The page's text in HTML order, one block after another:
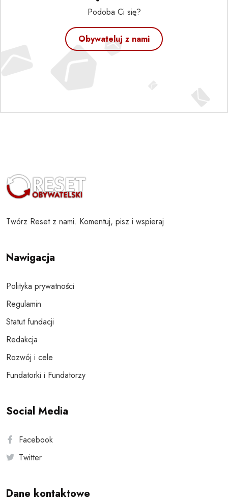
Podoba Ci się?
Obywateluj z nami
Twórz Reset z nami. Komentuj, pisz i wspieraj
Nawigacja
Polityka prywatności
Regulamin
Statut fundacji
Redakcja
Rozwój i cele
Fundatorki i Fundatorzy
Social Media
Facebook
Twitter
Dane kontaktowe